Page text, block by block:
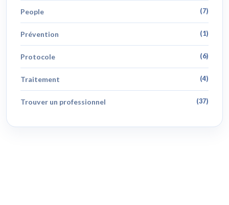
People (7)
Prévention (1)
Protocole (6)
Traitement (4)
Trouver un professionnel (37)